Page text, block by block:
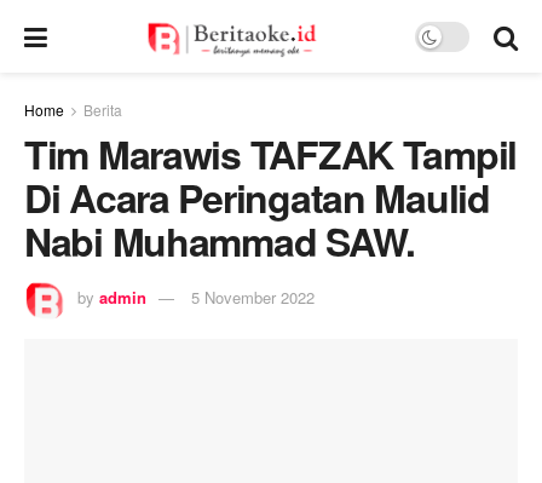
Home Berita
Tim Marawis TAFZAK Tampil
Di Acara Peringatan Maulid
Nabi Muhammad SAW.
by admin 5 November 2022